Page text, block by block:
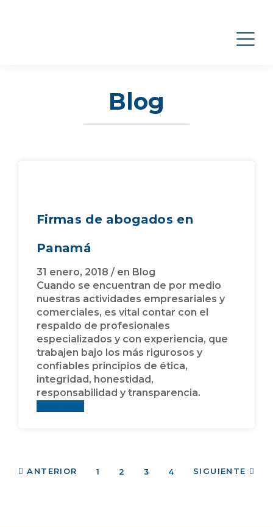
Blog
Firmas de abogados en
Panamá
31 enero, 2018 / en Blog
Cuando se encuentran de por medio
nuestras actividades empresariales y
comerciales, es vital contar con el
respaldo de profesionales
especializados y con experiencia, que
trabajen bajo los más rigurosos y
confiables principios de ética,
integridad, honestidad,
responsabilidad y transparencia.
ANTERIOR 1 2 3 4 SIGUIENTE